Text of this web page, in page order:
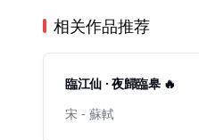
相关作品推荐
臨江仙 · 夜歸臨皋 🔥
宋 - 蘇軾